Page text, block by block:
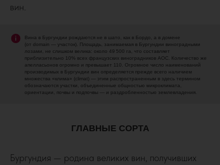
вин.
Вина в Бургундии рождаются не в шато, как в Бордо, а в домене
(от domain — участок). Площадь, занимаемая в Бургундии виноградными
лозами, не слишком велика: около 49 500 га, что составляет
приблизительно 10% всех французских виноградников AOC. Количество же
апелласьонов огромно и превышает 110. Огромное число наименований
производимых в Бургундии вин определяется прежде всего наличием
множества «клима» (climat) — этим распространенным в здесь термином
обозначаются участки, объединенные общностью микроклимата,
ориентации, почвы и подпочвы — и раздробленностью землевладения.
ГЛАВНЫЕ СОРТА
Бургундия — родина великих вин, получивших